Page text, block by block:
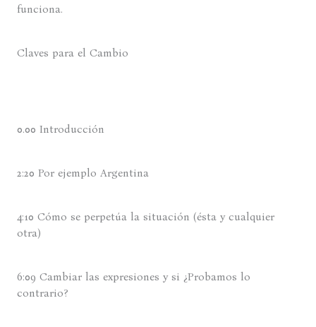
funciona.
Claves para el Cambio
0.00 Introducción
2:20 Por ejemplo Argentina
4:10 Cómo se perpetúa la situación (ésta y cualquier
otra)
6:09 Cambiar las expresiones y si ¿Probamos lo
contrario?